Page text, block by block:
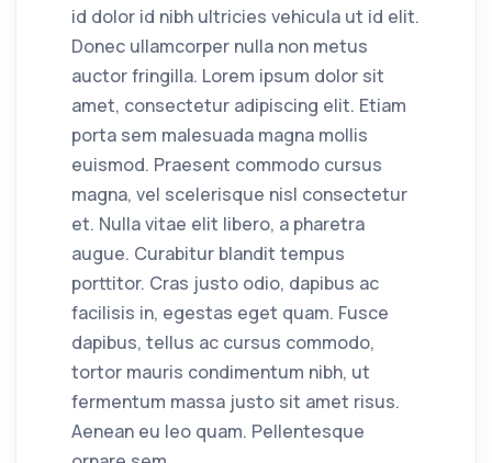
id dolor id nibh ultricies vehicula ut id elit.
Donec ullamcorper nulla non metus
auctor fringilla. Lorem ipsum dolor sit
amet, consectetur adipiscing elit. Etiam
porta sem malesuada magna mollis
euismod. Praesent commodo cursus
magna, vel scelerisque nisl consectetur
et. Nulla vitae elit libero, a pharetra
augue. Curabitur blandit tempus
porttitor. Cras justo odio, dapibus ac
facilisis in, egestas eget quam. Fusce
dapibus, tellus ac cursus commodo,
tortor mauris condimentum nibh, ut
fermentum massa justo sit amet risus.
Aenean eu leo quam. Pellentesque